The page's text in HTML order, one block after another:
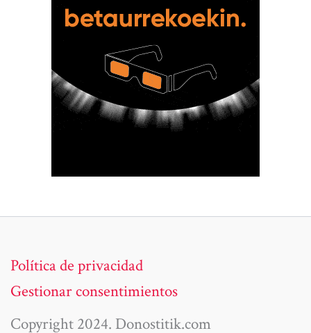
Política de privacidad
Gestionar consentimientos
Copyright 2024. Donostitik.com